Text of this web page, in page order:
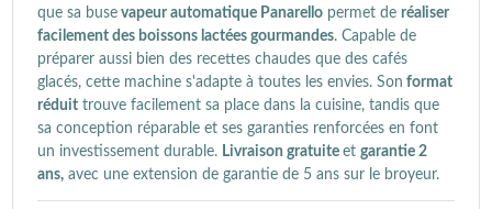
que sa buse vapeur automatique Panarello permet de réaliser
facilement des boissons lactées gourmandes. Capable de
préparer aussi bien des recettes chaudes que des cafés
glacés, cette machine s'adapte à toutes les envies. Son format
réduit trouve facilement sa place dans la cuisine, tandis que
sa conception réparable et ses garanties renforcées en font
un investissement durable. Livraison gratuite et garantie 2
ans, avec une extension de garantie de 5 ans sur le broyeur.